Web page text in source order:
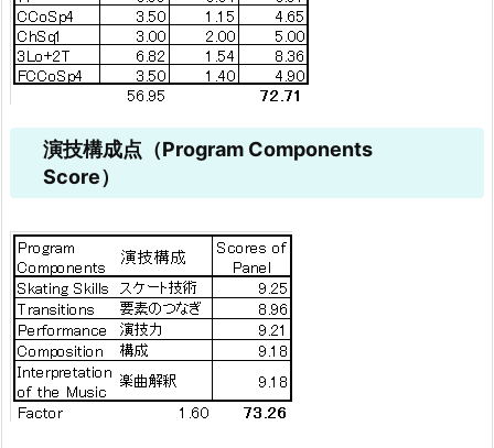
演技構成点（Program Components
Score）